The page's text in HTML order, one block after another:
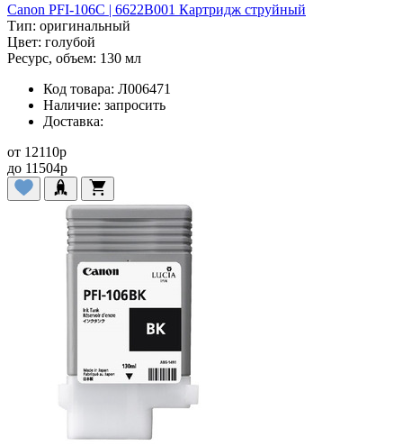
Canon PFI-106C | 6622B001 Картридж струйный
Тип: оригинальный
Цвет: голубой
Ресурс, объем: 130 мл
Код товара: Л006471
Наличие: запросить
Доставка:
от 12110p
до 11504p